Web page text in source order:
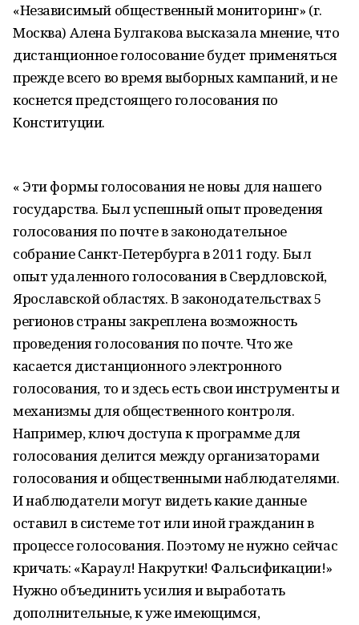
«Независимый общественный мониторинг» (г.
Москва) Алена Булгакова высказала мнение, что
дистанционное голосование будет применяться
прежде всего во время выборных кампаний, и не
коснется предстоящего голосования по
Конституции.
« Эти формы голосования не новы для нашего
государства. Был успешный опыт проведения
голосования по почте в законодательное
собрание Санкт-Петербурга в 2011 году. Был
опыт удаленного голосования в Свердловской,
Ярославской областях. В законодательствах 5
регионов страны закреплена возможность
проведения голосования по почте. Что же
касается дистанционного электронного
голосования, то и здесь есть свои инструменты и
механизмы для общественного контроля.
Например, ключ доступа к программе для
голосования делится между организаторами
голосования и общественными наблюдателями.
И наблюдатели могут видеть какие данные
оставил в системе тот или иной гражданин в
процессе голосования. Поэтому не нужно сейчас
кричать: «Караул! Накрутки! Фальсификации!»
Нужно объединить усилия и выработать
дополнительные, к уже имеющимся,